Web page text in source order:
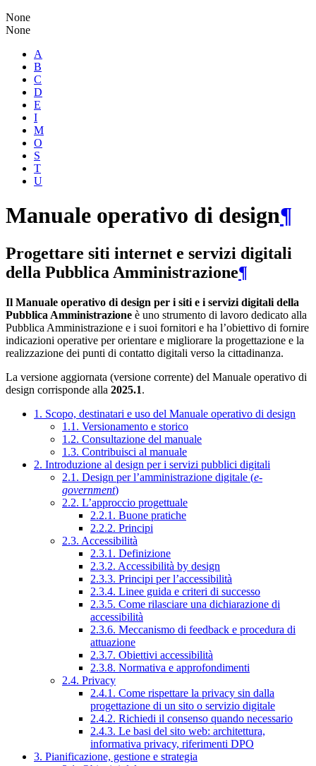
None
None
A
B
C
D
E
I
M
O
S
T
U
Manuale operativo di design¶
Progettare siti internet e servizi digitali
della Pubblica Amministrazione¶
Il Manuale operativo di design per i siti e i servizi digitali della
Pubblica Amministrazione è uno strumento di lavoro dedicato alla
Pubblica Amministrazione e i suoi fornitori e ha l’obiettivo di fornire
indicazioni operative per orientare e migliorare la progettazione e la
realizzazione dei punti di contatto digitali verso la cittadinanza.
La versione aggiornata (versione corrente) del Manuale operativo di
design corrisponde alla 2025.1.
1. Scopo, destinatari e uso del Manuale operativo di design
1.1. Versionamento e storico
1.2. Consultazione del manuale
1.3. Contribuisci al manuale
2. Introduzione al design per i servizi pubblici digitali
2.1. Design per l’amministrazione digitale (e-
government)
2.2. L’approccio progettuale
2.2.1. Buone pratiche
2.2.2. Principi
2.3. Accessibilità
2.3.1. Definizione
2.3.2. Accessibilità by design
2.3.3. Principi per l’accessibilità
2.3.4. Linee guida e criteri di successo
2.3.5. Come rilasciare una dichiarazione di
accessibilità
2.3.6. Meccanismo di feedback e procedura di
attuazione
2.3.7. Obiettivi accessibilità
2.3.8. Normativa e approfondimenti
2.4. Privacy
2.4.1. Come rispettare la privacy sin dalla
progettazione di un sito o servizio digitale
2.4.2. Richiedi il consenso quando necessario
2.4.3. Le basi del sito web: architettura,
informativa privacy, riferimenti DPO
3. Pianificazione, gestione e strategia